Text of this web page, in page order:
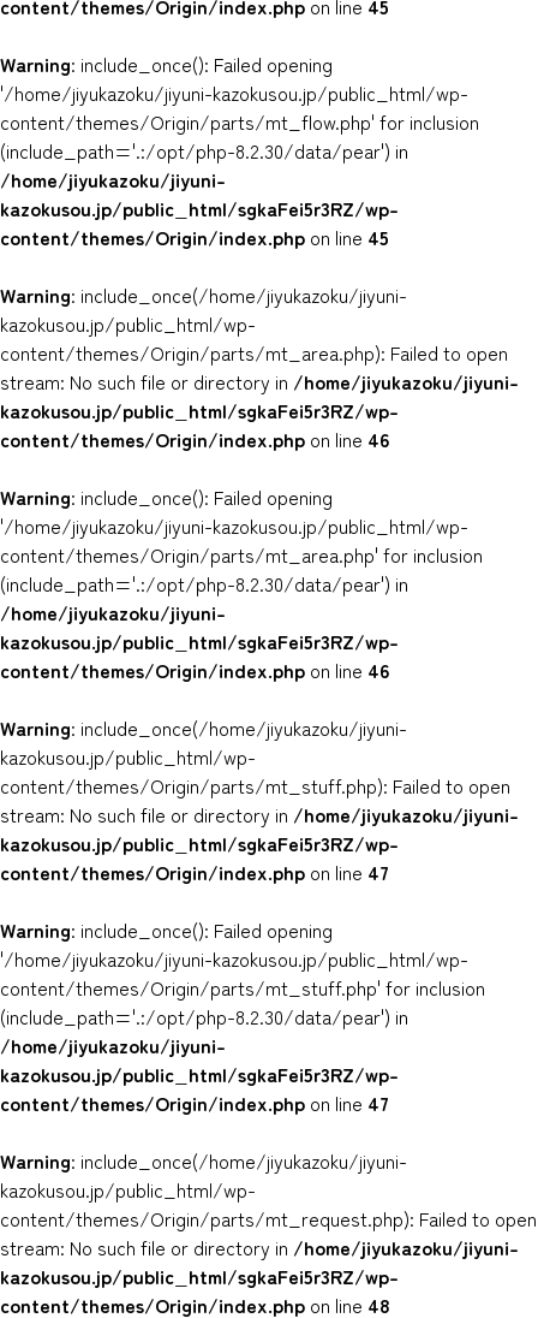
content/themes/Origin/index.php on line 45
Warning: include_once(): Failed opening
'/home/jiyukazoku/jiyuni-kazokusou.jp/public_html/wp-
content/themes/Origin/parts/mt_flow.php' for inclusion
(include_path='.:/opt/php-8.2.30/data/pear') in
/home/jiyukazoku/jiyuni-
kazokusou.jp/public_html/sgkaFei5r3RZ/wp-
content/themes/Origin/index.php on line 45
Warning: include_once(/home/jiyukazoku/jiyuni-
kazokusou.jp/public_html/wp-
content/themes/Origin/parts/mt_area.php): Failed to open
stream: No such file or directory in /home/jiyukazoku/jiyuni-
kazokusou.jp/public_html/sgkaFei5r3RZ/wp-
content/themes/Origin/index.php on line 46
Warning: include_once(): Failed opening
'/home/jiyukazoku/jiyuni-kazokusou.jp/public_html/wp-
content/themes/Origin/parts/mt_area.php' for inclusion
(include_path='.:/opt/php-8.2.30/data/pear') in
/home/jiyukazoku/jiyuni-
kazokusou.jp/public_html/sgkaFei5r3RZ/wp-
content/themes/Origin/index.php on line 46
Warning: include_once(/home/jiyukazoku/jiyuni-
kazokusou.jp/public_html/wp-
content/themes/Origin/parts/mt_stuff.php): Failed to open
stream: No such file or directory in /home/jiyukazoku/jiyuni-
kazokusou.jp/public_html/sgkaFei5r3RZ/wp-
content/themes/Origin/index.php on line 47
Warning: include_once(): Failed opening
'/home/jiyukazoku/jiyuni-kazokusou.jp/public_html/wp-
content/themes/Origin/parts/mt_stuff.php' for inclusion
(include_path='.:/opt/php-8.2.30/data/pear') in
/home/jiyukazoku/jiyuni-
kazokusou.jp/public_html/sgkaFei5r3RZ/wp-
content/themes/Origin/index.php on line 47
Warning: include_once(/home/jiyukazoku/jiyuni-
kazokusou.jp/public_html/wp-
content/themes/Origin/parts/mt_request.php): Failed to open
stream: No such file or directory in /home/jiyukazoku/jiyuni-
kazokusou.jp/public_html/sgkaFei5r3RZ/wp-
content/themes/Origin/index.php on line 48